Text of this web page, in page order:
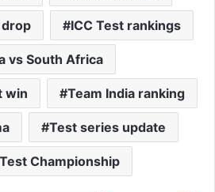
ICC Test rankings
vs South Africa
win Team India ranking
Test series update
Championship